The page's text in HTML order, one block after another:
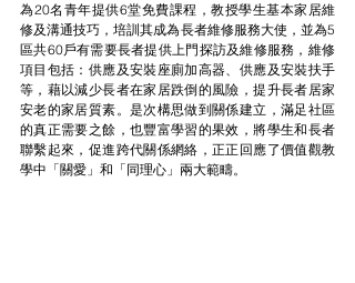
為20名青年提供6堂免費課程，教授學生基本家居維
修及溝通技巧，培訓其成為長者維修服務大使，並為5
區共60戶有需要長者提供上門探訪及維修服務，維修
項目包括：供應及安裝座廁加高器、供應及安裝扶手
等，藉以減少長者在家居跌倒的風險，提升長者居家
安老的家居質素。是次構思做到關係建立，滿足社區
的真正需要之餘，也豐富學習的果效，將學生和長者
聯繫起來，促進跨代關係網絡，正正回應了價值觀教
學中「關愛」和「同理心」兩大範疇。